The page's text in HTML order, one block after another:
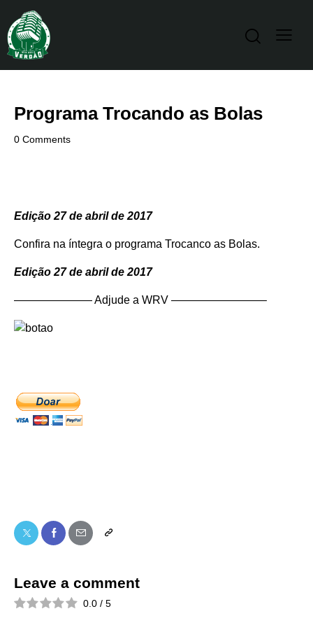
Programa Trocando as Bolas
0 Comments
Edição 27 de abril de 2017
Confira na íntegra o programa Trocanco as Bolas.
Edição 27 de abril de 2017
——————— Adjude a WRV ————————–
Leave a comment
0.0 / 5